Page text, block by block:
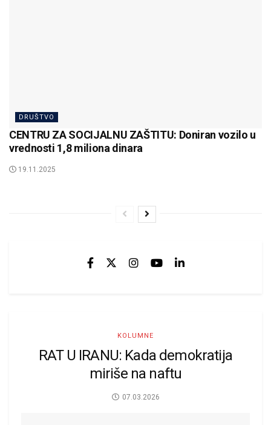
DRUŠTVO
CENTRU ZA SOCIJALNU ZAŠTITU: Doniran vozilo u
vrednosti 1,8 miliona dinara
19.11.2025
KOLUMNE
RAT U IRANU: Kada demokratija
miriše na naftu
07.03.2026